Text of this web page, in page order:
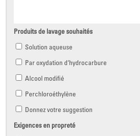
Produits de lavage souhaités
Solution aqueuse
Par oxydation d‘hydrocarbure
Alcool modifié
Perchloroéthylène
Donnez votre suggestion
Exigences en propreté